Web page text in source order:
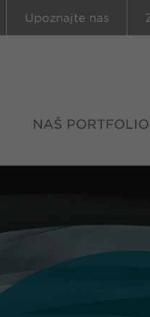
Upoznajte nas
NAŠ PORTFOLIO